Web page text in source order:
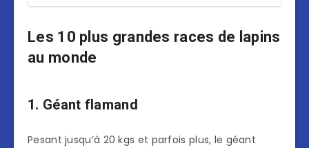
Les 10 plus grandes races de lapins
au monde
1. Géant flamand
Pesant jusqu’à 20 kgs et parfois plus, le géant